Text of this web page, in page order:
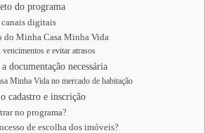
do programa
digitais
do Minha Casa Minha Vida
e evitar atrasos
documentação necessária
Minha Vida no mercado de habitação
cadastro e inscrição
no programa?
de escolha dos imóveis?